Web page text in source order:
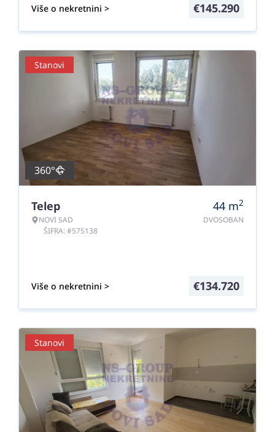
Više o nekretnini > €145.290
Stanovi
360°
Telep
NOVI SAD
ŠIFRA: #575138
44 m2
DVOSOBAN
Više o nekretnini > €134.720
Stanovi